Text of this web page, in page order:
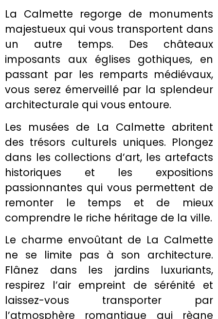
La Calmette regorge de monuments
majestueux qui vous transportent dans
un autre temps. Des châteaux
imposants aux églises gothiques, en
passant par les remparts médiévaux,
vous serez émerveillé par la splendeur
architecturale qui vous entoure.
Les musées de La Calmette abritent
des trésors culturels uniques. Plongez
dans les collections d’art, les artefacts
historiques et les expositions
passionnantes qui vous permettent de
remonter le temps et de mieux
comprendre le riche héritage de la ville.
Le charme envoûtant de La Calmette
ne se limite pas à son architecture.
Flânez dans les jardins luxuriants,
respirez l’air empreint de sérénité et
laissez-vous transporter par
l’atmosphère romantique qui règne